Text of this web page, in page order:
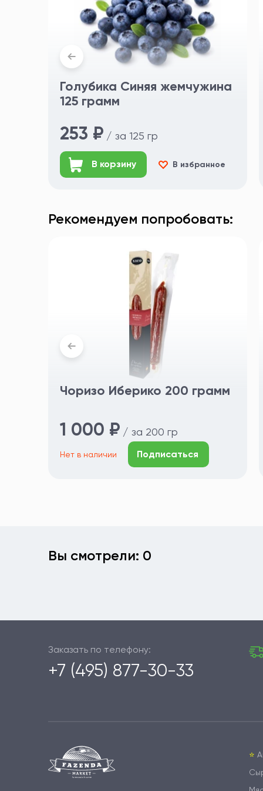
Голубика Синяя жемчужина
125 грамм
253 ₽ / за 125 гр
В корзину В избранное
Рекомендуем попробовать:
Чоризо Иберико 200 грамм
1 000 ₽ / за 200 гр
Нет в наличии Подписаться
Вы смотрели: 0
Заказать по телефону:
+7 (495) 877-30-33
⭐️